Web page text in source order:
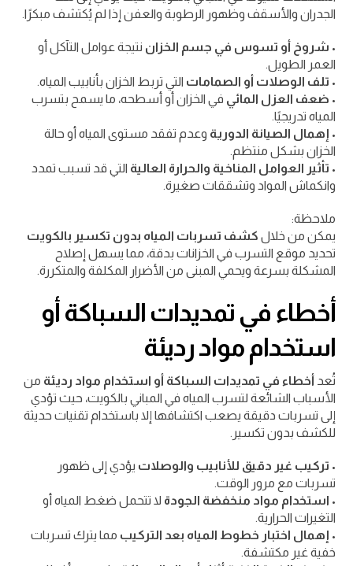
الجدران والأسقف وظهور الرطوبة والعفن إذا لم يُكتشف مبكرًا.
• شروخ أو تسوس في جسم الخزان نتيجة عوامل التآكل أو
العمر الطويل.
• تلف الوصلات أو الصمامات التي تربط الخزان بأنابيب المياه.
• ضعف العزل المائي في الخزان أو أسطحه، ما يسمح بتسرب
المياه تدريجيًا.
• إهمال الصيانة الدورية وعدم تفقد مستوى المياه أو حالة
الخزان بشكل منتظم.
• تأثير العوامل المناخية والحرارة العالية التي قد تسبب تمدد
وانكماش المواد وتشققات صغيرة.
ملاحظة:
يمكن من خلال كشف تسربات المياه بدون تكسير بالكويت
تحديد موقع التسرب في الخزانات بدقة، مما يسهل إصلاح
المشكلة بسرعة ويحمي المبنى من الأضرار المكلفة والمتكررة.
أخطاء في تمديدات السباكة أو
استخدام مواد رديئة
تُعد أخطاء في تمديدات السباكة أو استخدام مواد رديئة من
الأسباب الشائعة لتسرب المياه في المباني بالكويت، حيث تؤدي
إلى تسربات دقيقة يصعب اكتشافها إلا باستخدام تقنيات حديثة
للكشف بدون تكسير.
• تركيب غير دقيق للأنابيب والوصلات يؤدي إلى ظهور
تسربات مع مرور الوقت.
• استخدام مواد منخفضة الجودة لا تتحمل ضغط المياه أو
التغيرات الحرارية.
• إهمال اختبار خطوط المياه بعد التركيب مما يترك تسربات
خفية غير مكتشفة.